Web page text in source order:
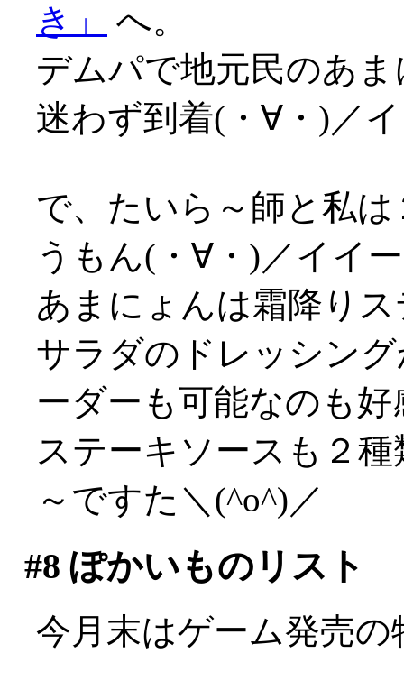
き」
へ。
デムパで地元民のあ
迷わず到着(・∀・)／
で、たいら～師と私
うもん(・∀・)／イイ
あまにょんは霜降り
サラダのドレッシン
ーダーも可能なのも好
ステーキソースも２
～ですた＼(^o^)／
#8 ぽかいものリスト
今月末はゲーム発売